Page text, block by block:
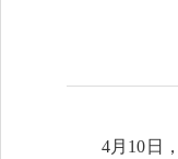
4月10日